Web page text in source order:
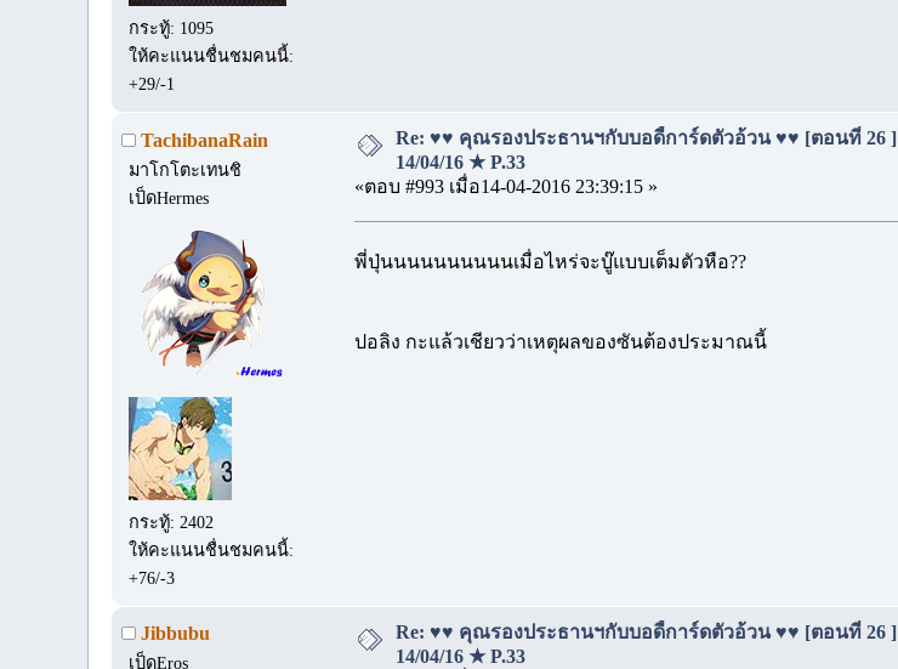
กระทู้: 1095
ให้คะแนนชื่นชมคนนี้:
+29/-1
TachibanaRain
มาโกโตะเทนชิ
เป็ดHermes
กระทู้: 2402
ให้คะแนนชื่นชมคนนี้:
+76/-3
Re: ♥♥ คุณรองประธานฯกับบอดี้การ์ดตัวอ้วน ♥♥ [ตอนที่ 26 ]
14/04/16 ★ P.33
«ตอบ #993 เมื่อ14-04-2016 23:39:15 »
พี่ปุ่นนนนนนนนนนเมื่อไหร่จะบู๊แบบเต็มตัวหือ??
ปอลิง กะแล้วเชียวว่าเหตุผลของซันต้องประมาณนี้
Jibbubu
เป็ดEros
Re: ♥♥ คุณรองประธานฯกับบอดี้การ์ดตัวอ้วน ♥♥ [ตอนที่ 26 ]
14/04/16 ★ P.33